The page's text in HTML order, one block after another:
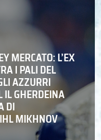
MERCATO: L’EX
I PALI DEL
AZZURRI
IL GHERDEINA
DI
MIKHNOV